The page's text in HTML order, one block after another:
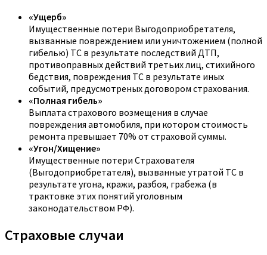
«Ущерб»
Имущественные потери Выгодоприобретателя,
вызванные повреждением или уничтожением (полной
гибелью) ТС в результате последствий ДТП,
противоправных действий третьих лиц, стихийного
бедствия, повреждения ТС в результате иных
событий, предусмотреных договором страхования.
«Полная гибель»
Выплата страхового возмещения в случае
повреждения автомобиля, при котором стоимость
ремонта превышает 70% от страховой суммы.
«Угон/Хищение»
Имущественные потери Страхователя
(Выгодоприобретателя), вызванные утратой ТС в
результате угона, кражи, разбоя, грабежа (в
трактовке этих понятий уголовным
законодательством РФ).
Страховые случаи